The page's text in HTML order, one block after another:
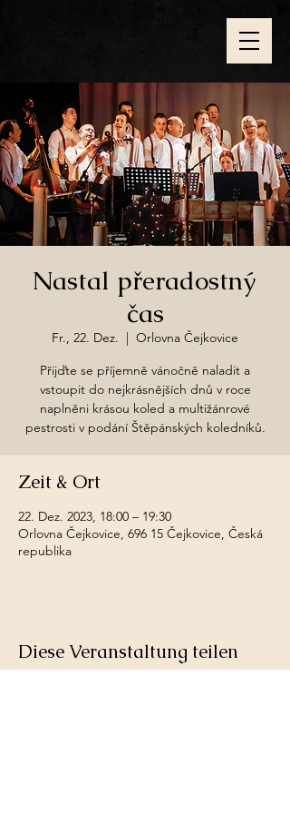
Nastal přeradostný
čas
Fr., 22. Dez.
  |
Orlovna Čejkovice
Přijďte se příjemně vánočně naladit a
vstoupit do nejkrásnějších dnů v roce
naplněni krásou koled a multižánrové
pestrosti v podání Štěpánských koledníků.
Zeit & Ort
22. Dez. 2023, 18:00 – 19:30
Orlovna Čejkovice, 696 15 Čejkovice, Česká
republika
Diese Veranstaltung teilen